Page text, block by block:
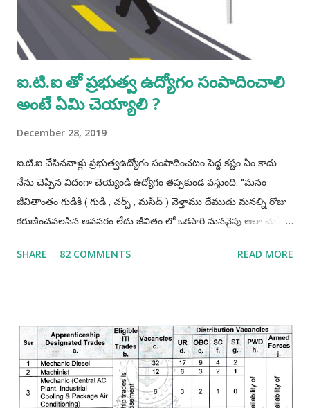
ఐ.టి.ఐ తో ప్రభుత్వ ఉద్యోగం సంపాదించాలి
అంటే ఏమి చెయ్యాలి ?
December 28, 2019
ఐ.టి.ఐ చేసినవాళ్లు ప్రభుత్వఉద్యోగం సంపాదించటం పెద్ద కష్టం ఏం కాదు
నేను చెప్పిన విదంగా చెయ్యండి ఉద్యోగం తప్పకుండ వస్తుంది, "మనం
జీవితాంతం గుడికి ( గుడి , చర్చ్ , మసీద్ ) వెళ్తాము దేముడు మనల్ని రోజు
కరుణించవలసిన అవసరం లేదు జీవితం లో ఒకసారి మనవైపు ఆలా చుస్తే
ప్రభుత్వఉద్యోగాలు రాస్తూవుండాలి ఒకసారి మనం పాస్ అయితే చాలు
కాకూడదు అంటే నేను మా రాష్ట్రము లోనే ఉద్యోగాలకి అప్లై చేస్తాను ఇక
మిగతావి చెయ్యను అంటేయ్ మీకు ఉద్యోగమొచ్చే అవకాశములు 90%
తగ్గిపోతాయి. అదే మీరు భారతదేశం మొత్తం నాదే అనే పరీక్షా రాయండి
తప్పకుండ 90% అవకాశాలు పెరుగుతాయి. మీరు ఒక్కటి గుర్తుంచుకోండి
SHARE 82 COMMENTS READ MORE